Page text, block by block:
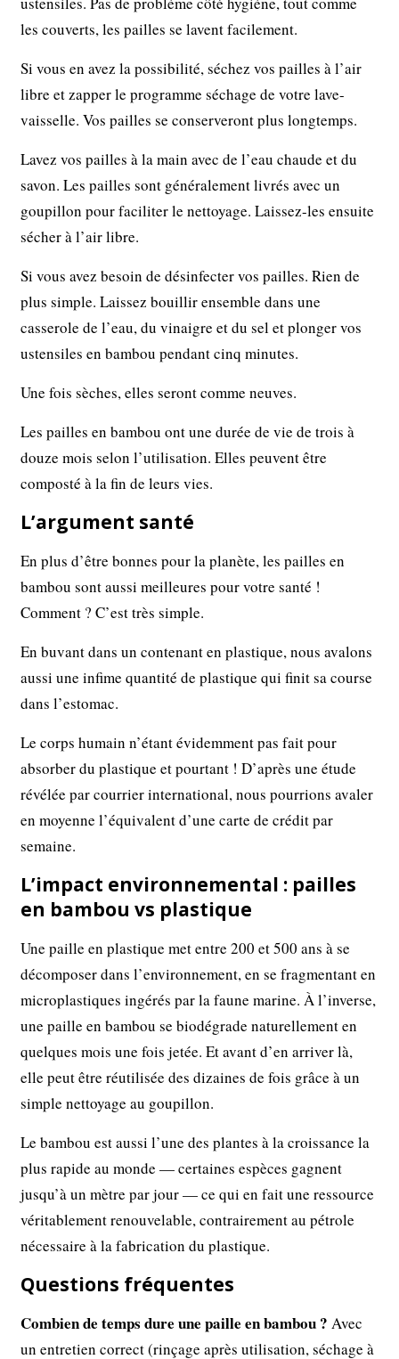
les couverts, les pailles se lavent facilement.
Si vous en avez la possibilité, séchez vos pailles à l’air
libre et zapper le programme séchage de votre lave-
vaisselle. Vos pailles se conserveront plus longtemps.
Lavez vos pailles à la main avec de l’eau chaude et du
savon. Les pailles sont généralement livrés avec un
goupillon pour faciliter le nettoyage. Laissez-les ensuite
sécher à l’air libre.
Si vous avez besoin de désinfecter vos pailles. Rien de
plus simple. Laissez bouillir ensemble dans une
casserole de l’eau, du vinaigre et du sel et plonger vos
ustensiles en bambou pendant cinq minutes.
Une fois sèches, elles seront comme neuves.
Les pailles en bambou ont une durée de vie de trois à
douze mois selon l’utilisation. Elles peuvent être
composté à la fin de leurs vies.
L’argument santé
En plus d’être bonnes pour la planète, les pailles en
bambou sont aussi meilleures pour votre santé !
Comment ? C’est très simple.
En buvant dans un contenant en plastique, nous avalons
aussi une infime quantité de plastique qui finit sa course
dans l’estomac.
Le corps humain n’étant évidemment pas fait pour
absorber du plastique et pourtant ! D’après une étude
révélée par courrier international, nous pourrions avaler
en moyenne l’équivalent d’une carte de crédit par
semaine.
L’impact environnemental : pailles
en bambou vs plastique
Une paille en plastique met entre 200 et 500 ans à se
décomposer dans l’environnement, en se fragmentant en
microplastiques ingérés par la faune marine. À l’inverse,
une paille en bambou se biodégrade naturellement en
quelques mois une fois jetée. Et avant d’en arriver là,
elle peut être réutilisée des dizaines de fois grâce à un
simple nettoyage au goupillon.
Le bambou est aussi l’une des plantes à la croissance la
plus rapide au monde — certaines espèces gagnent
jusqu’à un mètre par jour — ce qui en fait une ressource
véritablement renouvelable, contrairement au pétrole
nécessaire à la fabrication du plastique.
Questions fréquentes
Combien de temps dure une paille en bambou ? Avec
un entretien correct (rinçage après utilisation, séchage à